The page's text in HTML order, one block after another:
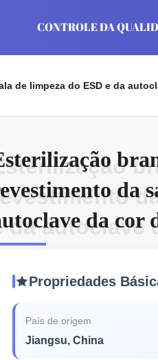
CONTROLE DA
de limpeza do ESD e da
da
da cor
da autoclave
Propriedades
País de origem
Jiangsu, China